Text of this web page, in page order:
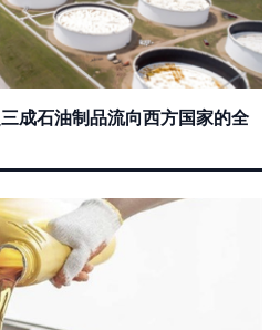
成石油制品流向西方国家的全